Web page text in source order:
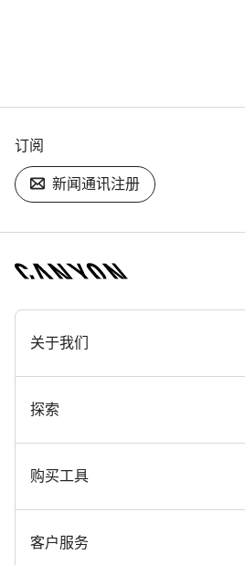
订阅
新闻通讯注册
[footer.linksList.title]
关于我们
奖项
在 Canyon 工作
Canyon 新闻发布室
探索
新闻和故事
提示和建议
购买工具
找到您梦寐以求的 Canyon 自行车
客户服务